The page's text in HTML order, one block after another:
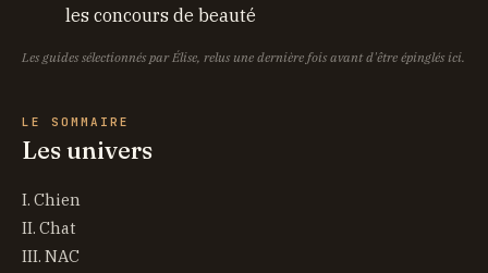
les concours de beauté
Les guides sélectionnés par Élise, relus une dernière fois avant d'être épinglés ici.
LE SOMMAIRE
Les univers
I. Chien
II. Chat
III. NAC